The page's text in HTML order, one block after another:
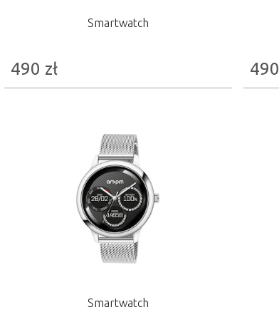
Smartwatch
490 zł 490
Smartwatch